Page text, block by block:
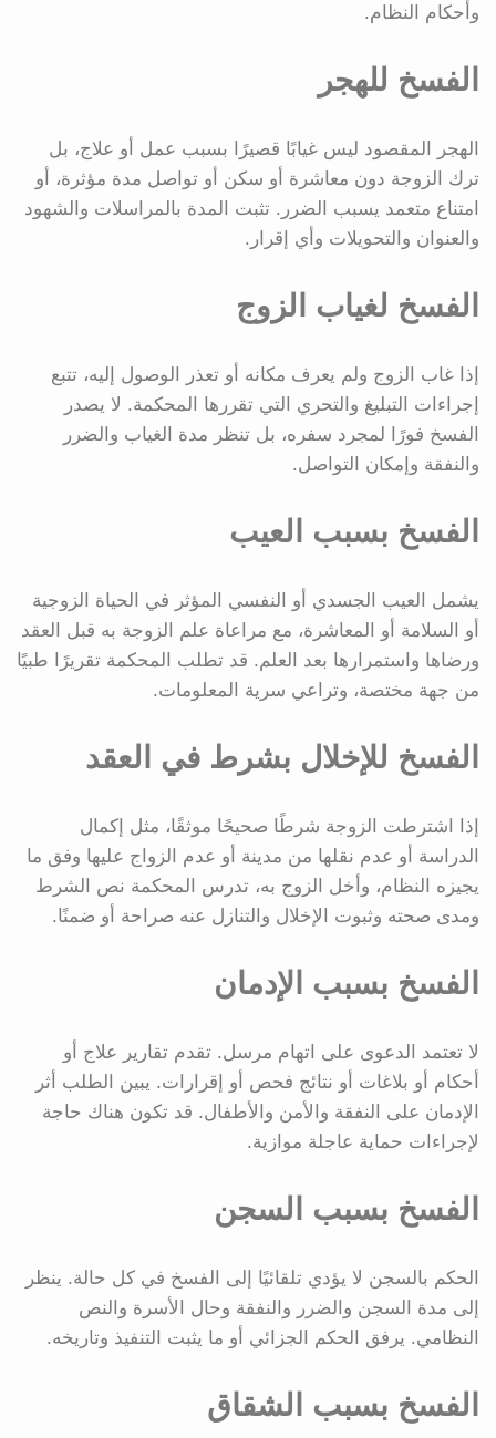
وأحكام النظام.
الفسخ للهجر
الهجر المقصود ليس غيابًا قصيرًا بسبب عمل أو علاج، بل
ترك الزوجة دون معاشرة أو سكن أو تواصل مدة مؤثرة، أو
امتناع متعمد يسبب الضرر. تثبت المدة بالمراسلات والشهود
والعنوان والتحويلات وأي إقرار.
الفسخ لغياب الزوج
إذا غاب الزوج ولم يعرف مكانه أو تعذر الوصول إليه، تتبع
إجراءات التبليغ والتحري التي تقررها المحكمة. لا يصدر
الفسخ فورًا لمجرد سفره، بل تنظر مدة الغياب والضرر
والنفقة وإمكان التواصل.
الفسخ بسبب العيب
يشمل العيب الجسدي أو النفسي المؤثر في الحياة الزوجية
أو السلامة أو المعاشرة، مع مراعاة علم الزوجة به قبل العقد
ورضاها واستمرارها بعد العلم. قد تطلب المحكمة تقريرًا طبيًا
من جهة مختصة، وتراعي سرية المعلومات.
الفسخ للإخلال بشرط في العقد
إذا اشترطت الزوجة شرطًا صحيحًا موثقًا، مثل إكمال
الدراسة أو عدم نقلها من مدينة أو عدم الزواج عليها وفق ما
يجيزه النظام، وأخل الزوج به، تدرس المحكمة نص الشرط
ومدى صحته وثبوت الإخلال والتنازل عنه صراحة أو ضمنًا.
الفسخ بسبب الإدمان
لا تعتمد الدعوى على اتهام مرسل. تقدم تقارير علاج أو
أحكام أو بلاغات أو نتائج فحص أو إقرارات. يبين الطلب أثر
الإدمان على النفقة والأمن والأطفال. قد تكون هناك حاجة
لإجراءات حماية عاجلة موازية.
الفسخ بسبب السجن
الحكم بالسجن لا يؤدي تلقائيًا إلى الفسخ في كل حالة. ينظر
إلى مدة السجن والضرر والنفقة وحال الأسرة والنص
النظامي. يرفق الحكم الجزائي أو ما يثبت التنفيذ وتاريخه.
الفسخ بسبب الشقاق